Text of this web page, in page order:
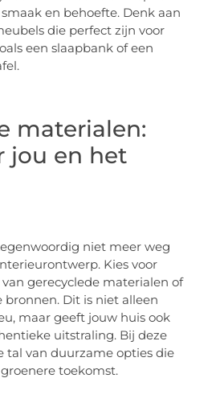
en behoefte. Denk aan
die perfect zijn voor
een slaapbank of een
materialen:
jou en het
niet meer weg
Kies voor
gerecyclede materialen of
Dit is niet alleen
maar geeft jouw huis ook
uitstraling. Bij deze
tal van duurzame opties die
toekomst.